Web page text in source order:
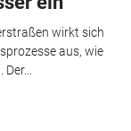
wirkt sich
aus, wie